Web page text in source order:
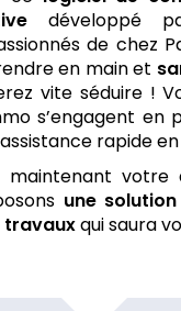
développé
de chez
en main et
vite séduire !
s’engagent en
rapide
maintenant
une
travauxqui saura